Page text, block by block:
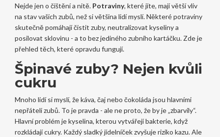
Nejde jen o čištění a nitě. Potraviny, které jíte, mají větší vliv
na stav vašich zubů, než si většina lidí myslí. Některé potraviny
skutečně pomáhají čistit zuby, neutralizovat kyseliny a
posilovat sklovinu - a to bez jediného zubního kartáčku. Zde je
přehled těch, které opravdu fungují.
Špinavé zuby? Nejen kvůli
cukru
Mnoho lidí si myslí, že káva, čaj nebo čokoláda jsou hlavními
nepřáteli zubů. To je pravda - ale ne proto, že by je „zbarvily“.
Hlavní problém je kyselina, kterou vytvářejí bakterie, když
rozkládají cukry. Každý sladký jídelníček zvyšuje riziko kazu. Ale